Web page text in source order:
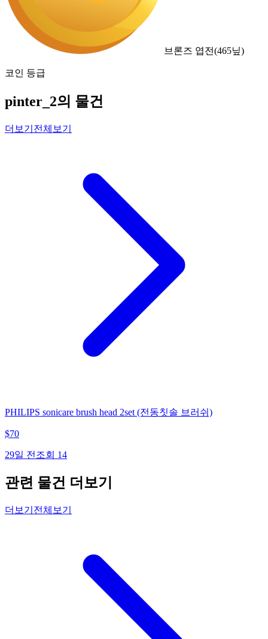
브론즈 엽전(465닢)
코인 등급
pinter_2의 물건
더보기 전체보기
PHILIPS sonicare brush head 2set (전동칫솔 브러쉬)
$70
29일 전 조회 14
관련 물건 더보기
더보기 전체보기